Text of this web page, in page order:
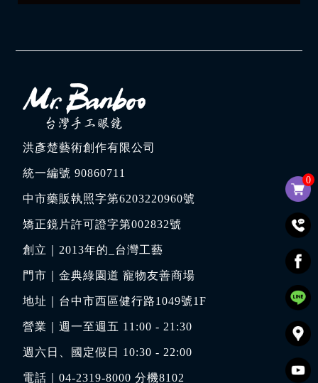
0
洪彥楚藝術創作有限公司
統一編號 90860711
中市藥販執照字第6203220960號
矯正鏡片許可證字第002832號
創立｜2013年的_台灣工藝
門市｜金典綠園道 寵物友善商場
地址｜ 台中市西區健行路1049號1F
營業｜週一至週五 11:00 - 21:30
週六日、國定假日 10:30 - 22:00
電話｜04-2319-8000 分機8102